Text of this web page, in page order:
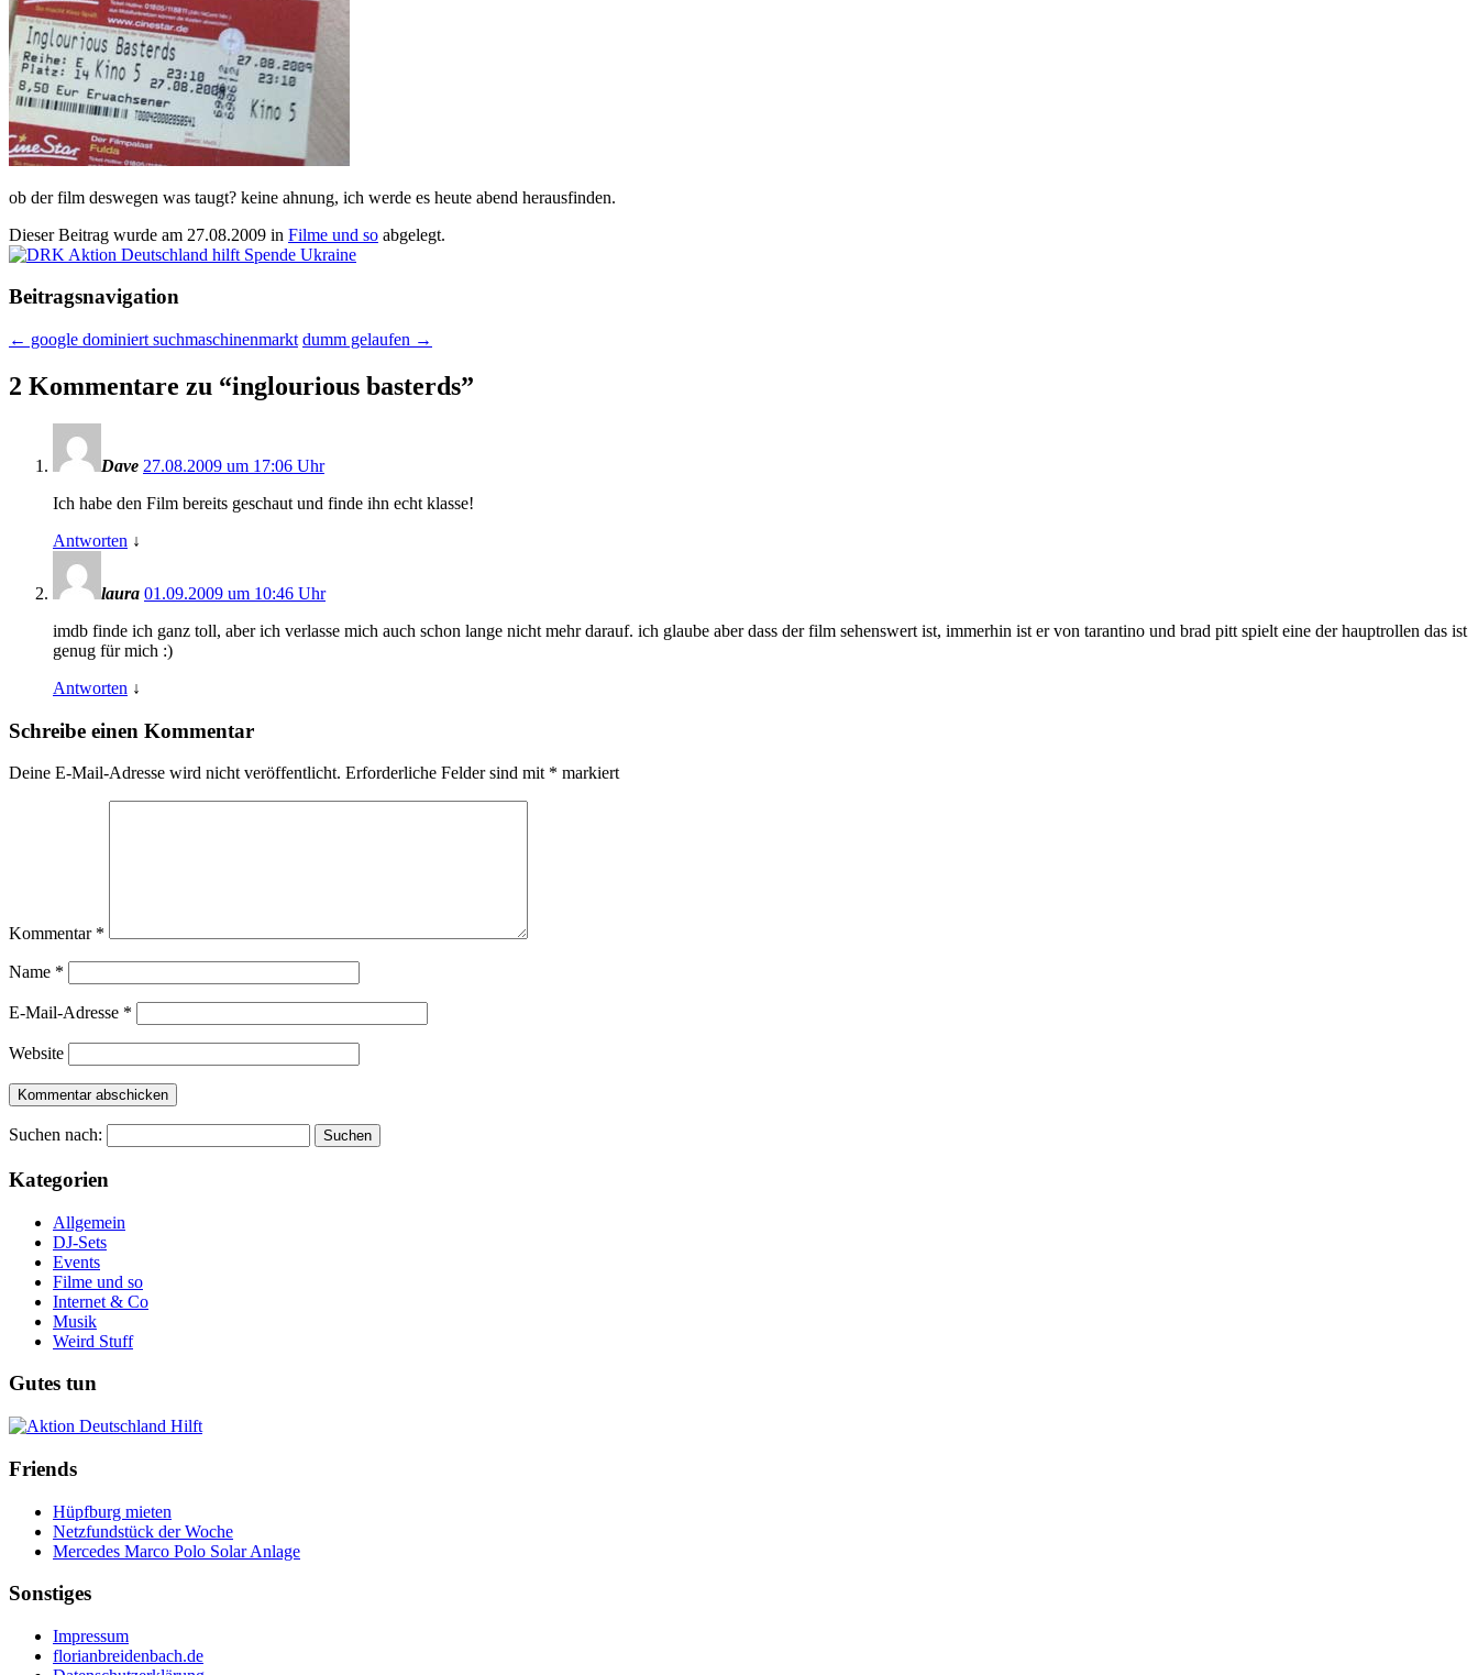
ob der film deswegen was taugt? keine ahnung, ich werde es heute abend herausfinden.
Dieser Beitrag wurde am 27.08.2009 in Filme und so abgelegt.
Beitragsnavigation
← google dominiert suchmaschinenmarkt dumm gelaufen →
2 Kommentare zu “inglourious basterds”
Dave 27.08.2009 um 17:06 Uhr
Ich habe den Film bereits geschaut und finde ihn echt klasse!
Antworten ↓
laura 01.09.2009 um 10:46 Uhr
imdb finde ich ganz toll, aber ich verlasse mich auch schon lange nicht mehr darauf. ich glaube aber dass der film sehenswert ist, immerhin ist er von tarantino und brad pitt spielt eine der hauptrollen das ist
genug für mich :)
Antworten ↓
Schreibe einen Kommentar
Deine E-Mail-Adresse wird nicht veröffentlicht. Erforderliche Felder sind mit * markiert
Kommentar *
Name *
E-Mail-Adresse *
Website
Suchen nach:
Kategorien
Allgemein
DJ-Sets
Events
Filme und so
Internet & Co
Musik
Weird Stuff
Gutes tun
Friends
Hüpfburg mieten
Netzfundstück der Woche
Mercedes Marco Polo Solar Anlage
Sonstiges
Impressum
florianbreidenbach.de